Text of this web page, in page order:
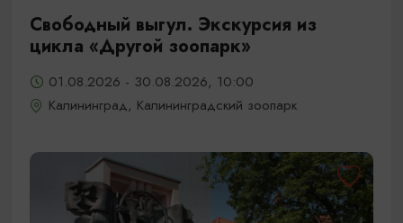
Свободный выгул. Экскурсия из
цикла «Другой зоопарк»
01.08.2026 - 30.08.2026, 10:00
Калининград, Калининградский зоопарк